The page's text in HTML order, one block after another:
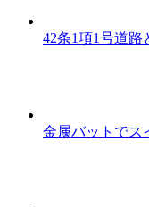
42条1項1号道路
金属バットでス